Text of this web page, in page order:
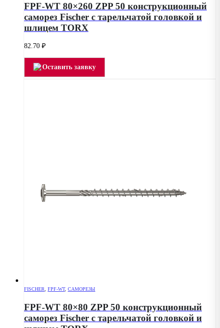
FPF-WT 80×260 ZPP 50 конструкционный
саморез Fischer с тарельчатой головкой и
шлицем TORX
82.70 ₽
Оставить заявку
FISCHER FPF-WT, САМОРЕЗЫ
FPF-WT 80×80 ZPP 50 конструкционный
саморез Fischer с тарельчатой головкой и